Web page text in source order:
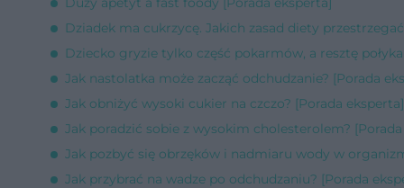
Dziadek ma cukrzycę. Jakich zasad diety
Dziecko gryzie tylko część pokarmów, a resztę
Jak nastolatka może zacząć odchudzanie? [Porada
Jak obniżyć wysoki cukier na czczo? [Porada eksperta]
Jak poradzić sobie z wysokim cholesterolem?
Jak pozbyć się obrzęków i nadmiaru wody w
Jak przybrać na wadze po odchudzaniu? [Porada